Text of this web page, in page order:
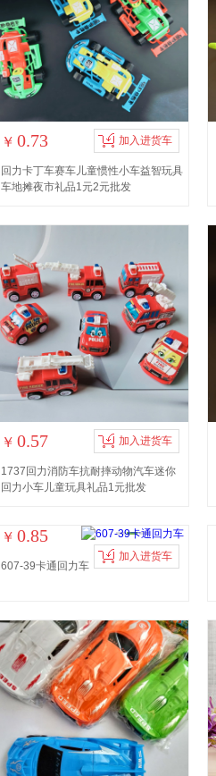
￥ 0.73 加入进货车
回力卡丁车赛车儿童惯性小车益智玩具
车地摊夜市礼品1元2元批发
￥ 0.57 加入进货车
1737回力消防车抗耐摔动物汽车迷你
回力小车儿童玩具礼品1元批发
￥ 0.85
加入进货车
607-39卡通回力车